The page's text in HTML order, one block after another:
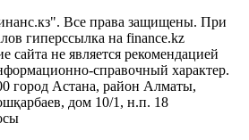
Все права защищены. При
гиперссылка на finance.kz
сайта не является рекомендацией
справочный характер.
город Астана, район Алматы,
дом 10/1, н.п. 18